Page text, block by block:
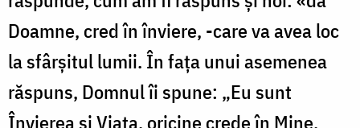
Doamne, cred în înviere, -care va avea loc
la sfârșitul lumii. În fața unui asemenea
răspuns, Domnul îi spune: „Eu sunt
Învierea și Viața, oricine crede în Mine,